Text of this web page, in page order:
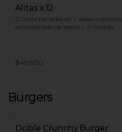
Alitas x 12
12 Alitas bañadas en 2 salsas a elección
acompañado de papas y limonada.
$49.900
Burgers
Doble Crunchy Burger